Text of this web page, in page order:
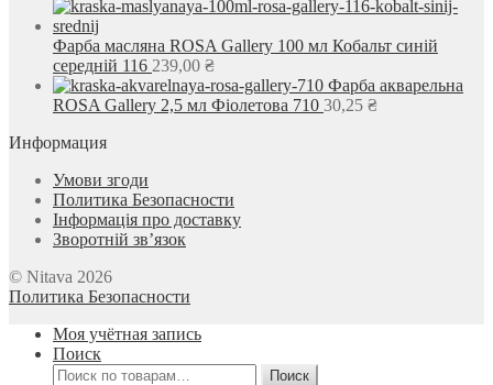
Фарба масляна ROSA Gallery 100 мл Кобальт синій
середній 116 239,00 ₴
Фарба акварельна
ROSA Gallery 2,5 мл Фіолетова 710 30,25 ₴
Информация
Умови згоди
Политика Безопасности
Інформація про доставку
Зворотній зв’язок
© Nitava 2026
Политика Безопасности
Моя учётная запись
Поиск
Искать:
Поиск